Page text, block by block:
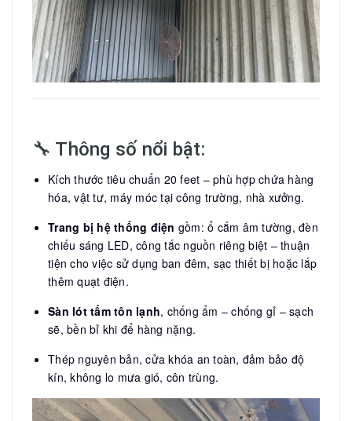
🔧 Thông số nổi bật:
Kích thước tiêu chuẩn 20 feet – phù hợp chứa hàng
hóa, vật tư, máy móc tại công trường, nhà xưởng.
Trang bị hệ thống điện gồm: ổ cắm âm tường, đèn
chiếu sáng LED, công tắc nguồn riêng biệt – thuận
tiện cho việc sử dụng ban đêm, sạc thiết bị hoặc lắp
thêm quạt điện.
Sàn lót tấm tôn lạnh, chống ẩm – chống gỉ – sạch
sẽ, bền bỉ khi để hàng nặng.
Thép nguyên bản, cửa khóa an toàn, đảm bảo độ
kín, không lo mưa gió, côn trùng.